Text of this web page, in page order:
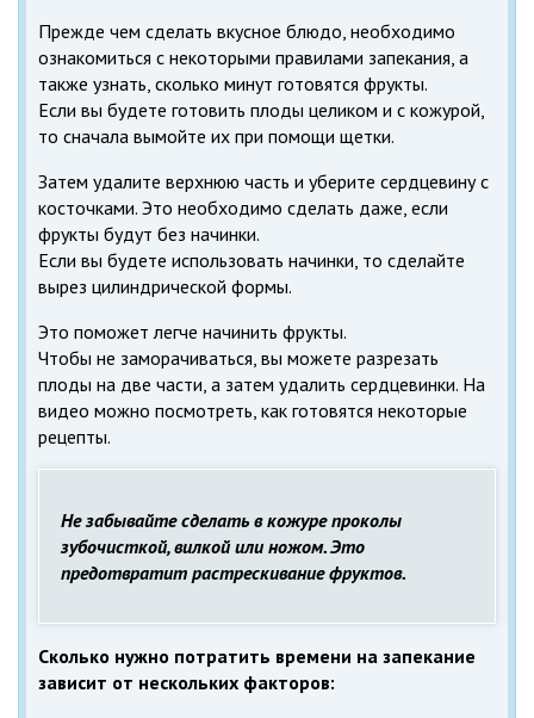
Прежде чем сделать вкусное блюдо, необходимо
ознакомиться с некоторыми правилами запекания, а
также узнать, сколько минут готовятся фрукты.
Если вы будете готовить плоды целиком и с кожурой,
то сначала вымойте их при помощи щетки.
Затем удалите верхнюю часть и уберите сердцевину с
косточками. Это необходимо сделать даже, если
фрукты будут без начинки.
Если вы будете использовать начинки, то сделайте
вырез цилиндрической формы.
Это поможет легче начинить фрукты.
Чтобы не заморачиваться, вы можете разрезать
плоды на две части, а затем удалить сердцевинки. На
видео можно посмотреть, как готовятся некоторые
рецепты.
Не забывайте сделать в кожуре проколы
зубочисткой, вилкой или ножом. Это
предотвратит растрескивание фруктов.
Сколько нужно потратить времени на запекание
зависит от нескольких факторов: